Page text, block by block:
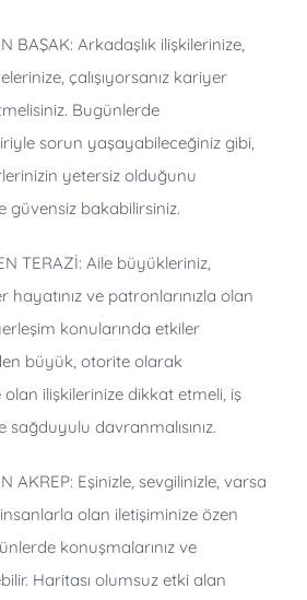
BAŞAK: Arkadaşlık ilişkilerinize,
çalışıyorsanız kariyer
Bugünlerde
sorun yaşayabileceğiniz gibi,
yetersiz olduğunu
güvensiz bakabilirsiniz.
TERAZİ: Aile büyükleriniz,
hayatınız ve patronlarınızla olan
konularında etkiler
büyük, otorite olarak
ilişkilerinize dikkat etmeli, iş
sağduyulu davranmalısınız.
AKREP: Eşinizle, sevgilinizle, varsa
olan iletişiminize özen
konuşmalarınız ve
Haritası olumsuz etki alan